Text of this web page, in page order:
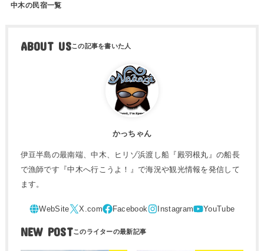
中木の民宿一覧
ABOUT US
かっちゃん
伊豆半島の最南端、中木、ヒリゾ浜渡し船『殿羽根丸』の船長
で漁師です『中木へ行こうよ！』で海況や観光情報を発信して
ます。
NEW POST